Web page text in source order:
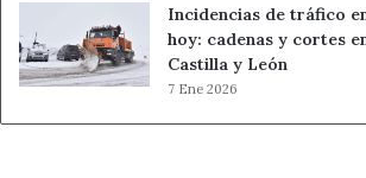
La cita para la vacunación podrá
antes del 10 de octubre a través
Incidencias de tráfico
hoy: cadenas y cortes
Castilla y León
7 Ene 2026